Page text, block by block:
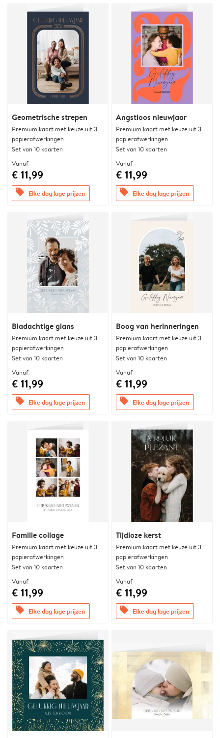
Geometrische strepen
Premium kaart met keuze uit 3
papierafwerkingen
Set van 10 kaarten
Vanaf
€ 11,99
offers Elke dag lage prijzen
Angstloos nieuwjaar
Premium kaart met keuze uit 3
papierafwerkingen
Set van 10 kaarten
Vanaf
€ 11,99
offers Elke dag lage prijzen
Bladachtige glans
Premium kaart met keuze uit 3
papierafwerkingen
Set van 10 kaarten
Vanaf
€ 11,99
offers Elke dag lage prijzen
Boog van herinneringen
Premium kaart met keuze uit 3
papierafwerkingen
Set van 10 kaarten
Vanaf
€ 11,99
offers Elke dag lage prijzen
Familie collage
Premium kaart met keuze uit 3
papierafwerkingen
Set van 10 kaarten
Vanaf
€ 11,99
offers Elke dag lage prijzen
Tijdloze kerst
Premium kaart met keuze uit 3
papierafwerkingen
Set van 10 kaarten
Vanaf
€ 11,99
offers Elke dag lage prijzen